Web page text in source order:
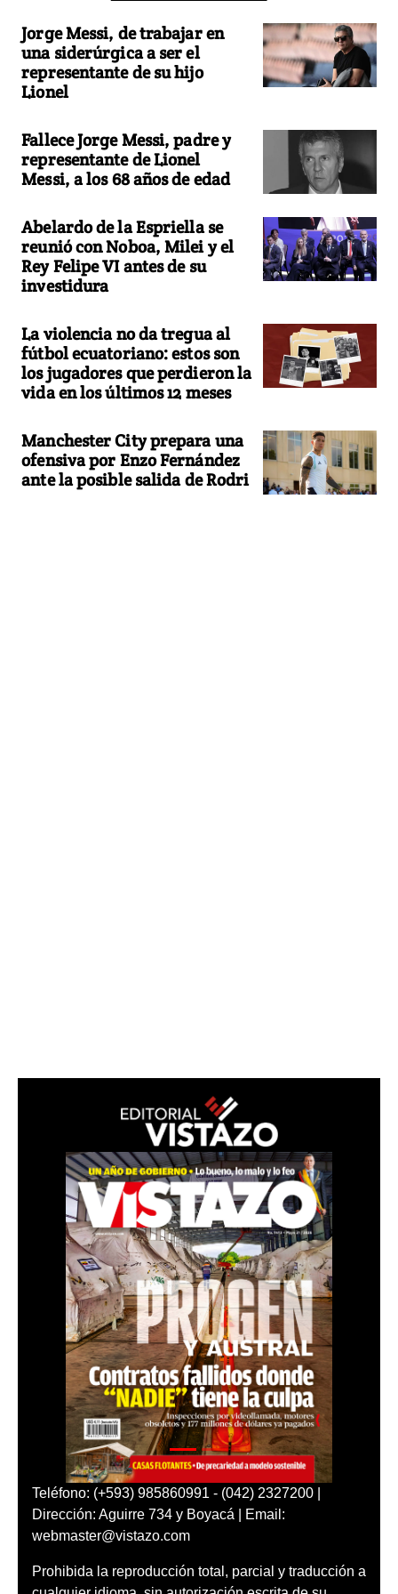
Jorge Messi, de trabajar en
una siderúrgica a ser el
representante de su hijo
Lionel
Fallece Jorge Messi, padre y
representante de Lionel
Messi, a los 68 años de edad
Abelardo de la Espriella se
reunió con Noboa, Milei y el
Rey Felipe VI antes de su
investidura
La violencia no da tregua al
fútbol ecuatoriano: estos son
los jugadores que perdieron la
vida en los últimos 12 meses
Manchester City prepara una
ofensiva por Enzo Fernández
ante la posible salida de Rodri
Teléfono: (+593) 985860991 - (042) 2327200 |
Dirección: Aguirre 734 y Boyacá | Email:
webmaster@vistazo.com
Prohibida la reproducción total, parcial y traducción a